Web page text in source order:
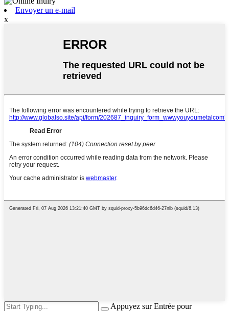
Envoyer un e-mail
x
Appuyez sur Entrée pour